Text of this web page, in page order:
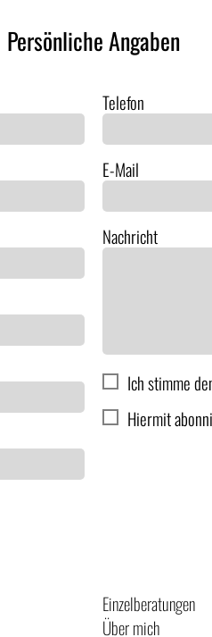
Persönliche Angaben
Telefon
E-Mail
Nachricht
Ich stimme
Hiermit
Einzelberatungen
Über mich